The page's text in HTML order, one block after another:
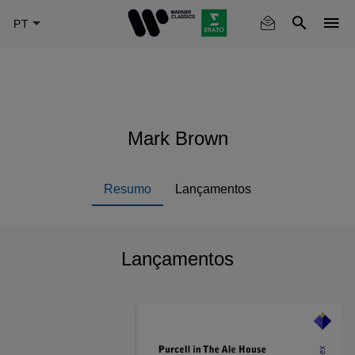
Mark Brown
Resumo Lançamentos
Lançamentos